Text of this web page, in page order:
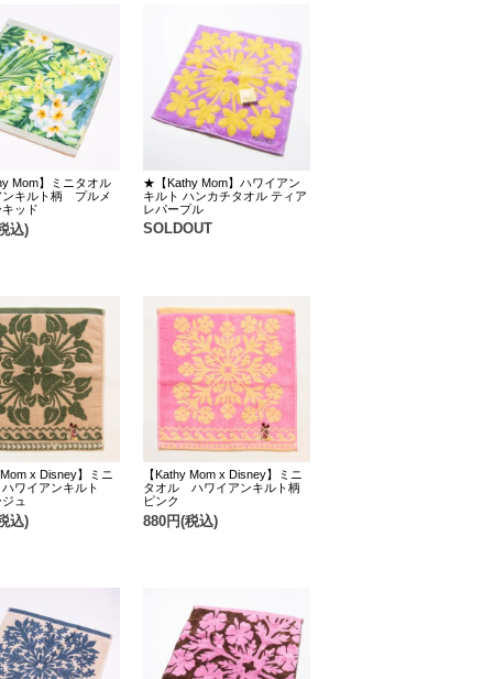
Mom】ミニタオル
ンキルト柄 プルメ
キッド
込)
★【Kathy Mom】ハワイアン
キルト ハンカチタオル ティア
レパープル
SOLDOUT
Mom x Disney】ミニ
ワイアンキルト
ュ
込)
【Kathy Mom x Disney】ミニ
タオル ハワイアンキルト柄
ピンク
880円(税込)